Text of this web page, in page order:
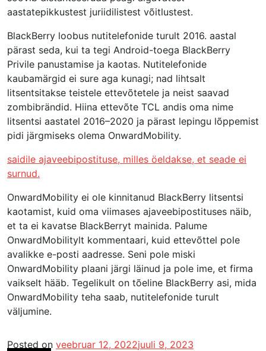
aastatepikkustest juriidilistest võitlustest.
BlackBerry loobus nutitelefonide turult 2016. aastal
pärast seda, kui ta tegi Android-toega BlackBerry
Privile panustamise ja kaotas. Nutitelefonide
kaubamärgid ei sure aga kunagi; nad lihtsalt
litsentsitakse teistele ettevõtetele ja neist saavad
zombibrändid. Hiina ettevõte TCL andis oma nime
litsentsi aastatel 2016–2020 ja pärast lepingu lõppemist
pidi järgmiseks olema OnwardMobility.
saidile ajaveebipostituse, milles öeldakse, et seade ei
surnud.
OnwardMobility ei ole kinnitanud BlackBerry litsentsi
kaotamist, kuid oma viimases ajaveebipostituses näib,
et ta ei kavatse BlackBerryt mainida. Palume
OnwardMobilitylt kommentaari, kuid ettevõttel pole
avalikke e-posti aadresse. Seni pole miski
OnwardMobility plaani järgi läinud ja pole ime, et firma
vaikselt hääb. Tegelikult on tõeline BlackBerry asi, mida
OnwardMobility teha saab, nutitelefonide turult
väljumine.
Posted on veebruar 12, 2022juuli 9, 2023